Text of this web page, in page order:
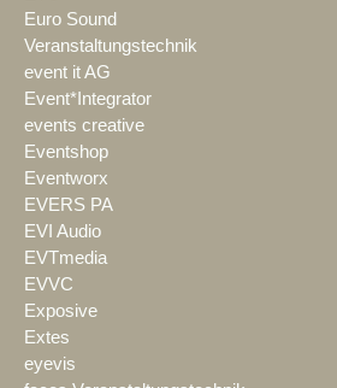
Euro Sound
Veranstaltungstechnik
event it AG
Event*Integrator
events creative
Eventshop
Eventworx
EVERS PA
EVI Audio
EVTmedia
EVVC
Exposive
Extes
eyevis